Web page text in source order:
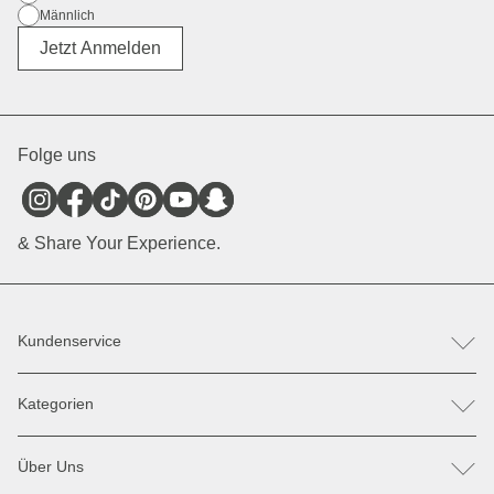
Männlich
Divers
Jetzt Anmelden
Folge uns
& Share Your Experience.
Kundenservice
Hilfe & Kontakt
Retoure / Reklamation anmelden
Ersatzteile
Kategorien
Taschen
Über Uns